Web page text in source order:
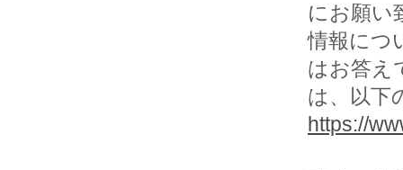
にお願い
情報につ
はお答え
は、以下
https://